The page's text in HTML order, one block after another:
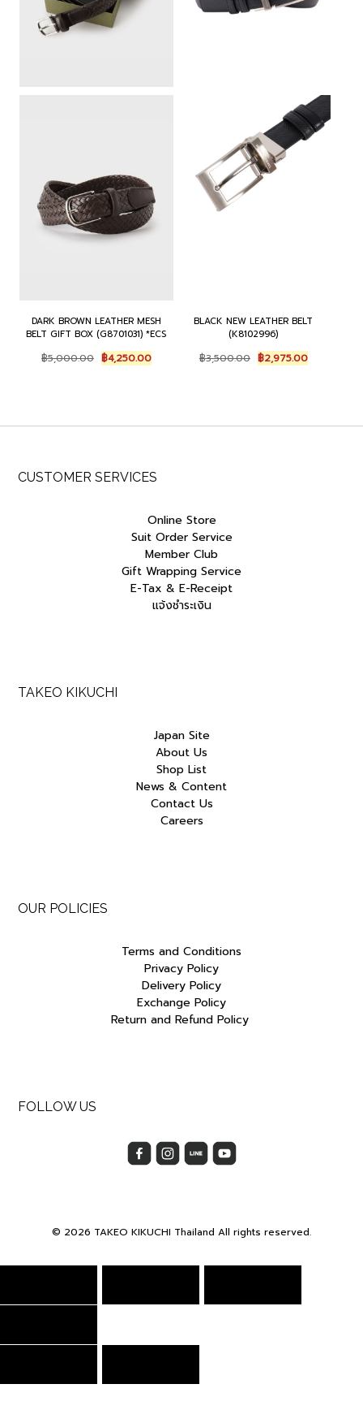
DARK BROWN LEATHER MESH
BELT GIFT BOX (G8701031) *ECS
฿5,000.00 Original
price
฿4,250.00Current
price
BLACK NEW LEATHER BELT
(K8102996)
฿3,500.00 Original
price
฿2,975.00Current
price
CUSTOMER SERVICES
Online Store
Suit Order Service
Member Club
Gift Wrapping Service
E-Tax & E-Receipt
แจ้งชำระเงิน
TAKEO KIKUCHI
Japan Site
About Us
Shop List
News & Content
Contact Us
Careers
OUR POLICIES
Terms and Conditions
Privacy Policy
Delivery Policy
Exchange Policy
Return and Refund Policy
FOLLOW US
© 2026 TAKEO KIKUCHI Thailand All rights reserved.